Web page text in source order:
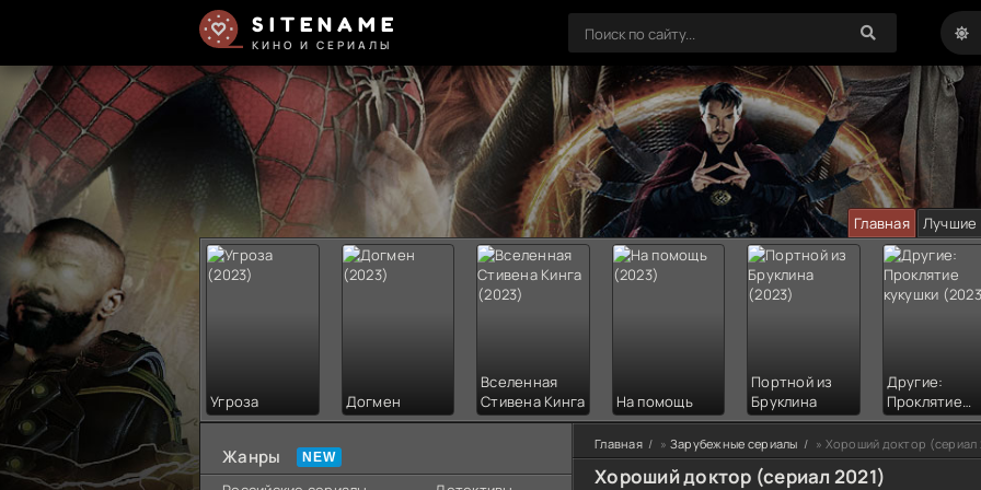
SITENAME
КИНО И СЕРИАЛЫ
Главная Лучшие
Угроза Догмен
Вселенная
Стивена Кинга
На помощь
Портной из
Бруклина
Другие:
Проклятие
кукушки
Жанры
Главная » Зарубежные сериалы » Хороший доктор (сериал
Хороший доктор (сериал 2021)